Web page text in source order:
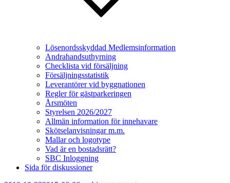
Lösenordsskyddad Medlemsinformation
Andrahandsuthyrning
Checklista vid försäljning
Försäljningsstatistik
Leverantörer vid byggnationen
Regler för gästparkeringen
Årsmöten
Styrelsen 2026/2027
Allmän information för innehavare
Skötselanvisningar m.m.
Mallar och logotype
Vad är en bostadsrätt?
SBC Inloggning
Sida för diskussioner